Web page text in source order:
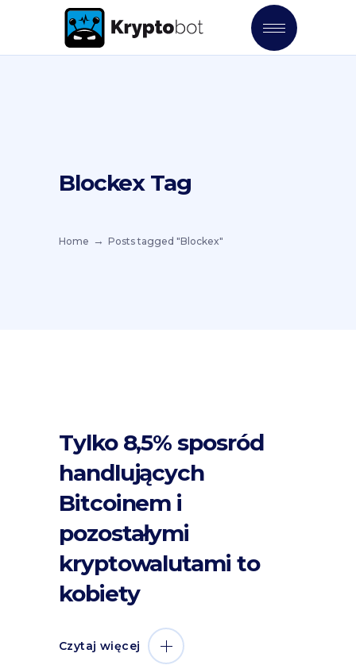
Blockex Tag
Home Posts tagged "Blockex"
Tylko 8,5% sposród
handlujących
Bitcoinem i
pozostałymi
kryptowalutami to
kobiety
Czytaj więcej